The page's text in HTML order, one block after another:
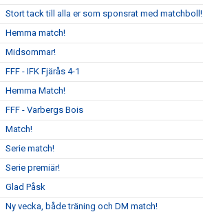
Stort tack till alla er som sponsrat med matchboll!
Hemma match!
Midsommar!
FFF - IFK Fjärås 4-1
Hemma Match!
FFF - Varbergs Bois
Match!
Serie match!
Serie premiär!
Glad Påsk
Ny vecka, både träning och DM match!